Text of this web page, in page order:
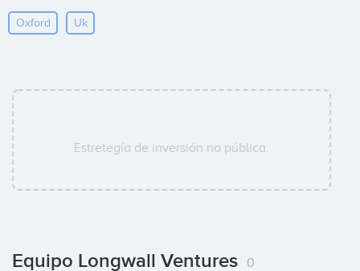
Oxford Uk
Estretegía de inversión no pública.
Equipo Longwall Ventures 0